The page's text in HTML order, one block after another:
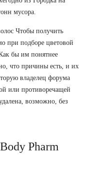
мусора.
Чтобы получить
при подборе цветовой
бы им понятнее
что причины есть, и их
владелец форума
или противоречащей
возможно, без
Pharm